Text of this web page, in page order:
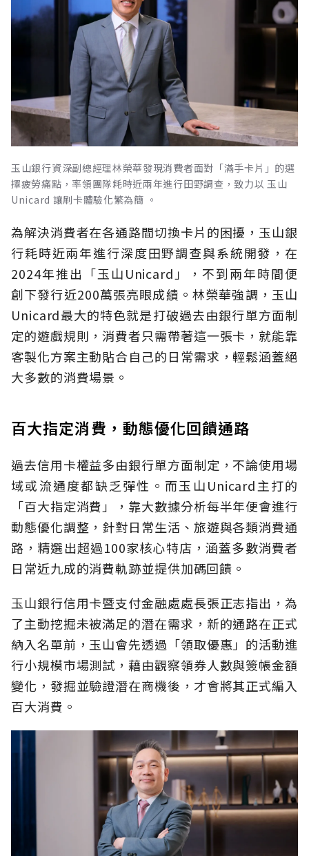
玉山銀行資深副總經理林榮華發現消費者面對「滿手卡片」的選
擇疲勞痛點，率領團隊耗時近兩年進行田野調查，致力以 玉山
Unicard 讓刷卡體驗化繁為簡 。
為解決消費者在各通路間切換卡片的困擾，玉山銀
行耗時近兩年進行深度田野調查與系統開發，在
2024年推出「玉山Unicard」，不到兩年時間便
創下發行近200萬張亮眼成績。林榮華強調，玉山
Unicard最大的特色就是打破過去由銀行單方面制
定的遊戲規則，消費者只需帶著這一張卡，就能靠
客製化方案主動貼合自己的日常需求，輕鬆涵蓋絕
大多數的消費場景。
百大指定消費，動態優化回饋通路
過去信用卡權益多由銀行單方面制定，不論使用場
域或流通度都缺乏彈性。而玉山Unicard主打的
「百大指定消費」，靠大數據分析每半年便會進行
動態優化調整，針對日常生活、旅遊與各類消費通
路，精選出超過100家核心特店，涵蓋多數消費者
日常近九成的消費軌跡並提供加碼回饋。
玉山銀行信用卡暨支付金融處處長張正志指出，為
了主動挖掘未被滿足的潛在需求，新的通路在正式
納入名單前，玉山會先透過「領取優惠」的活動進
行小規模市場測試，藉由觀察領券人數與簽帳金額
變化，發掘並驗證潛在商機後，才會將其正式編入
百大消費。